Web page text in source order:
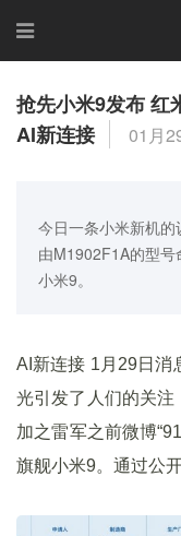
抢先小米9发布 红
AI新连接
01月
今日一条小米新机
由M1902F1A的型
小米9。
AI新连接 1月29日消
光引发了人们的关注
加之雷军之前微博
旗舰小米9。通过公